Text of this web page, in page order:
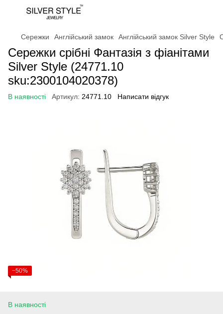
Сережки Англійський замок Англійський замок Silver Style
Сережки срібні Фантазія з фіанітами
Silver Style (24771.10
sku:2300104020378)
В наявності Артикул: 24771.10 Написати відгук
−50%
В наявності